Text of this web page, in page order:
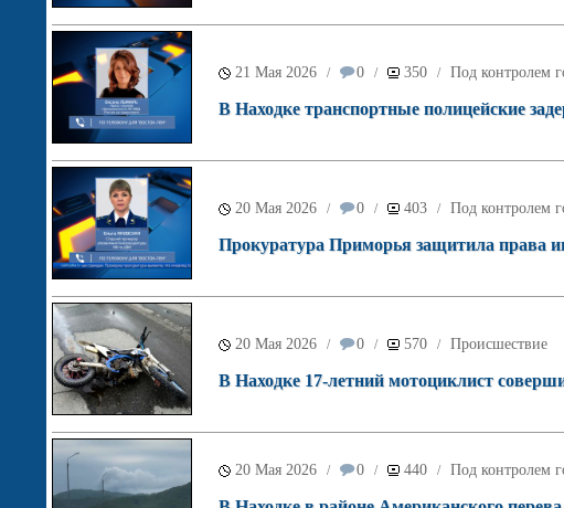
21 Мая 2026 / 0 / 350 / Под контролем
В Находке транспортные полицейские
20 Мая 2026 / 0 / 403 / Под контролем
Прокуратура Приморья защитила права
20 Мая 2026 / 0 / 570 / Происшествие
В Находке 17-летний мотоциклист
20 Мая 2026 / 0 / 440 / Под контролем